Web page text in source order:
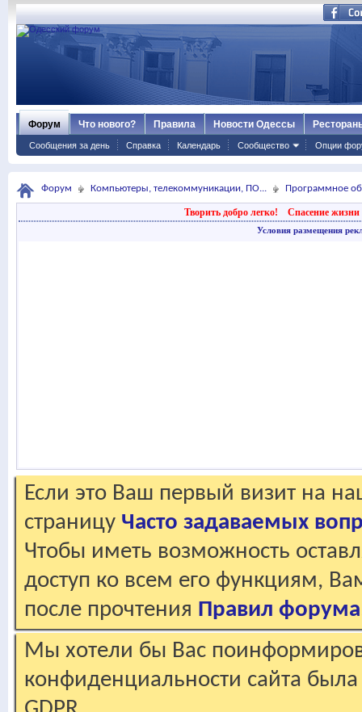
Форум
Сообщения за день Справка Календарь Сообщество Опции
Что нового? Правила Новости Одессы
Форум Компьютеры, телекоммуникации, ПО... Программное
Творить добро легко! Спасение жизни
Условия размещения
Если это Ваш первый визит на
страницу Часто задаваемых
Чтобы иметь возможность
доступ ко всем его функциям,
после прочтения Правил форума
Мы хотели бы Вас
конфиденциальности сайта